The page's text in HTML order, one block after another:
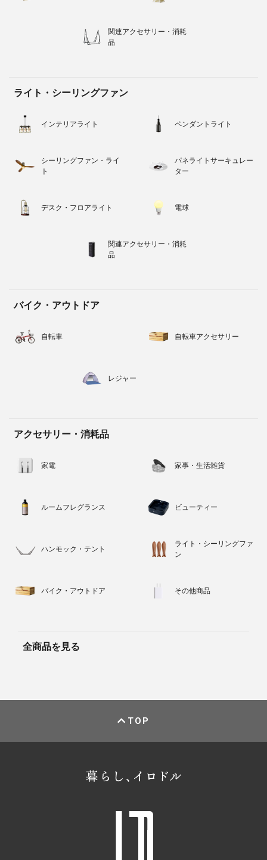
関連アクセサリー・消耗
品
ライト・シーリングファン
インテリアライト ペンダントライト
シーリングファン・ライ
ト
パネライトサーキュレー
ター
デスク・フロアライト 電球
関連アクセサリー・消耗
品
バイク・アウトドア
自転車 自転車アクセサリー
レジャー
アクセサリー・消耗品
家電 家事・生活雑貨
ルームフレグランス ビューティー
ハンモック・テント
ライト・シーリングファ
ン
バイク・アウトドア その他商品
全商品を見る
TOP